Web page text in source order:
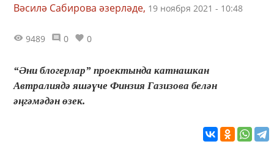
Вәсилә Сабирова әзерләде, 19 ноября 2021 - 10:48
9489 0 0
“Әни блогерлар” проектында катнашкан
Автралиядә яшәүче Финзия Газизова белән
әңгәмәдән өзек.